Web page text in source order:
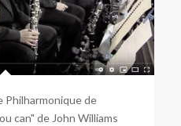
Philharmonique de
can" de John Williams